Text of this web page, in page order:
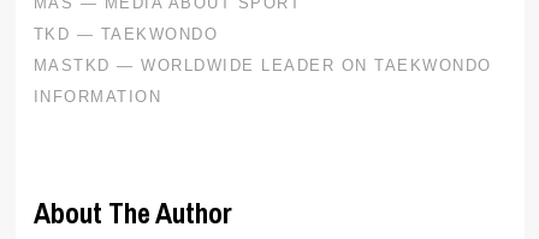
About The Author